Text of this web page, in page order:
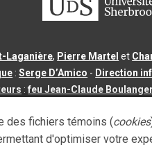
Laganière, Pierre Martel et
:Serge D’Amico - Direction
:feu Jean-Claude
de Sherbrooke |3.2.2-
des fichiers témoins (cookies
d'optimiser votre